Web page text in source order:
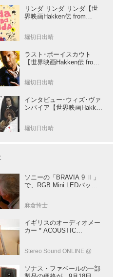
リンダ リンダ リンダ【世
界映画Hakken伝 from
傑作青春学園ストーリー！
堀切日出晴
ラスト･ボーイスカウト
【世界映画Hakken伝 from
が放つ負け犬アクションの
堀切日出晴
インタビュー･ウィズ･ヴァ
ンパイア【世界映画Hakken
督吸血鬼ホラー
堀切日出晴
ソニーの「BRAVIA 9 Ⅱ」
で、RGB Mini LEDバック
リー” だ（後）：麻倉怜士
137
麻倉怜士
イギリスのオーディオメー
カー＂ACOUSTIC
「AE1」の40周年記念モデ
Stereo Sound ONLINE @
ソナス・ファベールの一部